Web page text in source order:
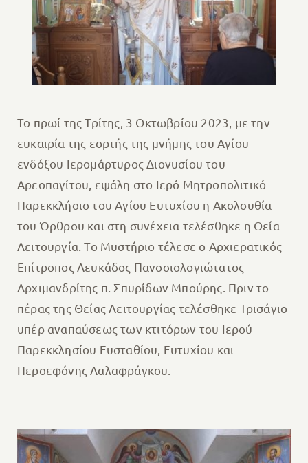
Το πρωί της Τρίτης, 3 Οκτωβρίου 2023, με την
ευκαιρία της εορτής της μνήμης του Αγίου
ενδόξου Ιερομάρτυρος Διονυσίου του
Αρεοπαγίτου, εψάλη στο Ιερό Μητροπολιτικό
Παρεκκλήσιο του Αγίου Ευτυχίου η Ακολουθία
του Όρθρου και στη συνέχεια τελέσθηκε η Θεία
Λειτουργία. Το Μυστήριο τέλεσε ο Αρχιερατικός
Επίτροπος Λευκάδος Πανοσιολογιώτατος
Αρχιμανδρίτης π. Σπυρίδων Μπούρης. Πριν το
πέρας της Θείας Λειτουργίας τελέσθηκε Τρισάγιο
υπέρ αναπαύσεως των κτιτόρων του Ιερού
Παρεκκλησίου Ευσταθίου, Ευτυχίου και
Περσεφόνης Λαλαφράγκου.